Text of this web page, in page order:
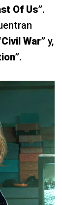
Of Us”.
War” y,
.